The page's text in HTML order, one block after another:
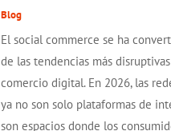
Blog
El social commerce se ha
de las tendencias más
comercio digital. En 2026, las
ya no son solo plataformas de
son espacios donde los